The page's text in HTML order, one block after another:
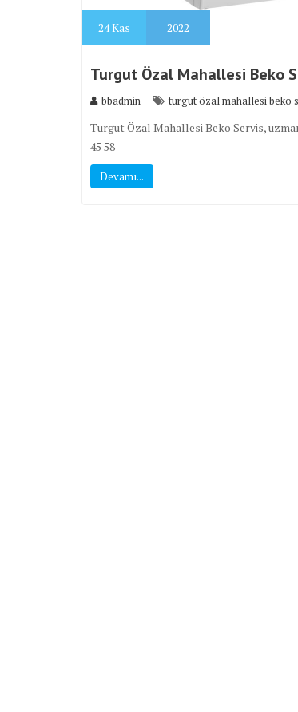
24Kas 2022
Turgut Özal Mahallesi Beko
bbadmin turgut özal mahallesi beko
Turgut Özal Mahallesi Beko Servis,
45 58
Devamı...